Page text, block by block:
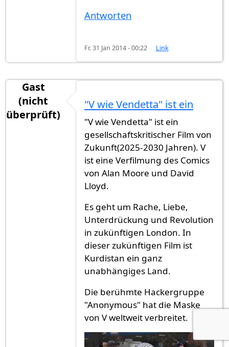
Antworten
Fr. 31 Jan 2014 - 00:22 Link
Gast
(nicht
überprüft)
"V wie Vendetta" ist ein
"V wie Vendetta" ist ein
gesellschaftskritischer Film von
Zukunft(2025-2030 Jahren). V
ist eine Verfilmung des Comics
von Alan Moore und David
Lloyd.
Es geht um Rache, Liebe,
Unterdrückung und Revolution
in zukünftigen London. In
dieser zukünftigen Film ist
Kurdistan ein ganz
unabhängiges Land.
Die berühmte Hackergruppe
"Anonymous" hat die Maske
von V weltweit verbreitet.